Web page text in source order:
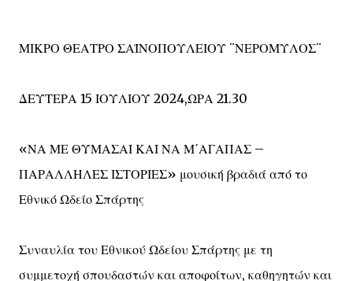
ΜΙΚΡΟ ΘΕΑΤΡΟ ΣΑΪΝΟΠΟΥΛΕΙΟΥ ¨ΝΕΡΟΜΥΛΟΣ¨
ΔΕΥΤΕΡΑ 15 ΙΟΥΛΙΟΥ 2024,ΩΡΑ 21.30
«ΝΑ ΜΕ ΘΥΜΑΣΑΙ ΚΑΙ ΝΑ Μ΄ΑΓΑΠΑΣ –
ΠΑΡΑΛΛΗΛΕΣ ΙΣΤΟΡΙΕΣ» μουσική βραδιά από το
Εθνικό Ωδείο Σπάρτης
Συναυλία του Εθνικού Ωδείου Σπάρτης με τη
συμμετοχή σπουδαστών και αποφοίτων, καθηγητών και